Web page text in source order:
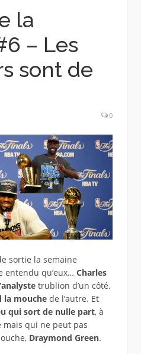
la
– Les
sont de
0
sortie la semaine
entendu qu’eux… Charles
trublion d’un côté.
la mouchede l’autre. Et
qui sort de nulle part, à
mais qui ne peut pas
Draymond Green.